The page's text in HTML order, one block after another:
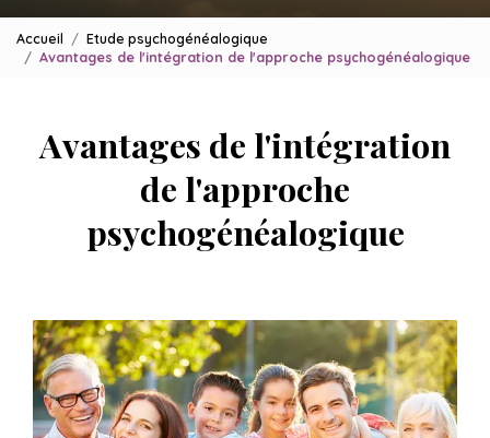
Accueil
Etude psychogénéalogique
Avantages de l'intégration de l'approche psychogénéalogique
Avantages de l'intégration
de l'approche
psychogénéalogique